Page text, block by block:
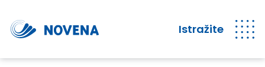
Istražite